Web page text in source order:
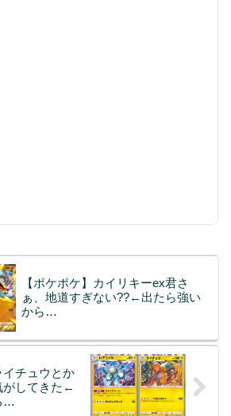
【ポケポケ】カイリキーex君さ
ぁ、地道すぎない??←出たら強い
から…
イチュウとか
がしてきた←
…